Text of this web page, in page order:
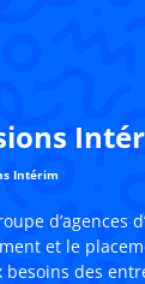
Intérim
d’agences
et le
des